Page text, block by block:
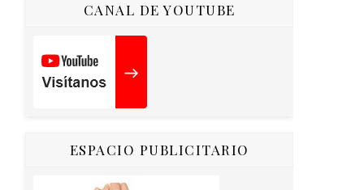
CANAL DE YOUTUBE
ESPACIO PUBLICITARIO